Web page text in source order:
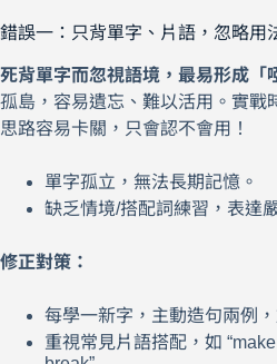
錯誤一：只背單字、片語，忽略用
死背單字而忽視語境，最易形成「
孤島，容易遺忘、難以活用。實戰
思路容易卡關，只會認不會用！
單字孤立，無法長期記憶。
缺乏情境/搭配詞練習，表達
修正對策：
每學一新字，主動造句兩例
重視常見片語搭配，如